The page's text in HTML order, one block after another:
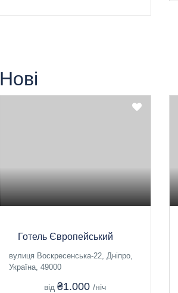
Нові
Готель Європейський
вулиця Воскресенська-22, Дніпро,
Україна, 49000
від ₴1.000/ніч